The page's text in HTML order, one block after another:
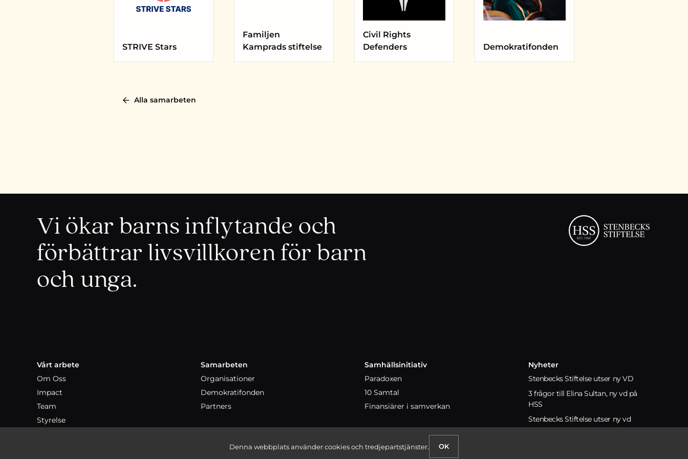
STRIVE Stars
Familjen
Kamprads stiftelse
Civil Rights
Defenders
Demokratifonden
Alla samarbeten
Vi ökar barns inflytande och
förbättrar livsvillkoren för barn
och unga.
Vårt arbete
Om Oss
Impact
Team
Styrelse
Samarbeten
Organisationer
Demokratifonden
Partners
Samhällsinitiativ
Paradoxen
10 Samtal
Finansiärer i samverkan
Nyheter
Stenbecks Stiftelse utser ny VD
3 frågor till Elina Sultan, ny vd på
HSS
Stenbecks Stiftelse utser ny vd
Denna webbplats använder cookies och tredjepartstjänster. OK